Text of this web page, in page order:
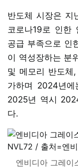
반도체 시장은 지
코로나19로 인한
공급 부족으로 인
이 역성장하는 분
및 메모리 반도체
가하며 2024년
2025년 역시
다.
엔비디아 그레이